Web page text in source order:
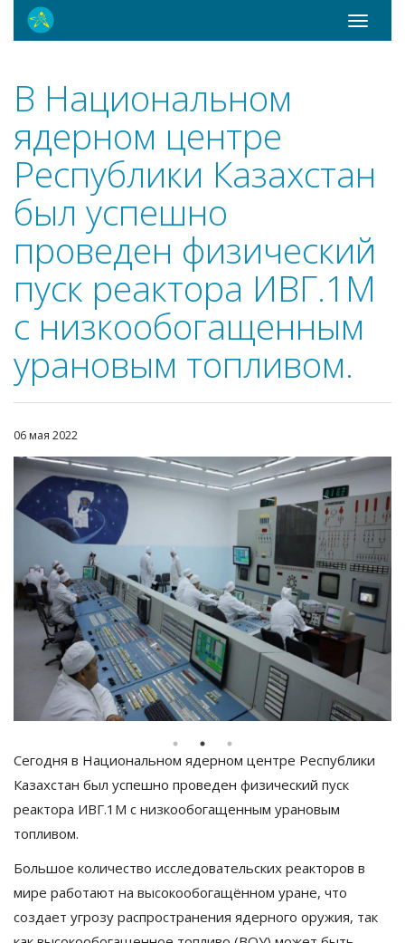
Toggle
В Национальном
ядерном центре
Республики Казахстан
был успешно
проведен физический
пуск реактора ИВГ.1М
с низкообогащенным
урановым топливом.
06 мая 2022
Сегодня в Национальном ядерном центре Республики
Казахстан был успешно проведен физический пуск
реактора ИВГ.1М с низкообогащенным урановым
топливом.
Большое количество исследовательских реакторов в
мире работают на высокообогащённом уране, что
создает угрозу распространения ядерного оружия, так